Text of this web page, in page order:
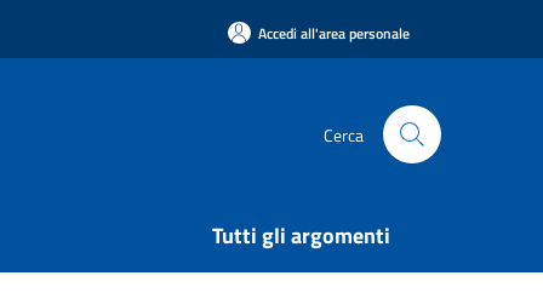
Accedi all'area personale
Cerca
Tutti gli argomenti